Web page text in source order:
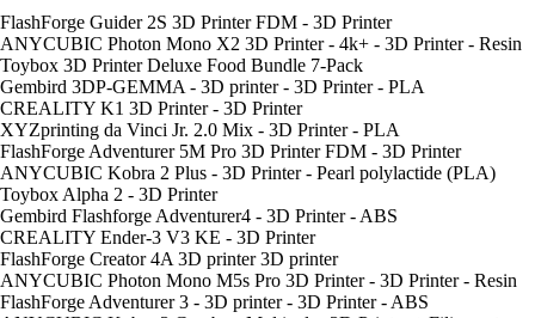
FlashForge Guider 2S 3D Printer FDM - 3D Printer
ANYCUBIC Photon Mono X2 3D Printer - 4k+ - 3D Printer - Resin
Toybox 3D Printer Deluxe Food Bundle 7-Pack
Gembird 3DP-GEMMA - 3D printer - 3D Printer - PLA
CREALITY K1 3D Printer - 3D Printer
XYZprinting da Vinci Jr. 2.0 Mix - 3D Printer - PLA
FlashForge Adventurer 5M Pro 3D Printer FDM - 3D Printer
ANYCUBIC Kobra 2 Plus - 3D Printer - Pearl polylactide (PLA)
Toybox Alpha 2 - 3D Printer
Gembird Flashforge Adventurer4 - 3D Printer - ABS
CREALITY Ender-3 V3 KE - 3D Printer
FlashForge Creator 4A 3D printer 3D printer
ANYCUBIC Photon Mono M5s Pro 3D Printer - 3D Printer - Resin
FlashForge Adventurer 3 - 3D printer - 3D Printer - ABS